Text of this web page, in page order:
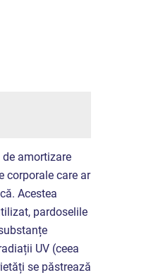
amortizare
corporale care ar
Acestea
pardoselile
UV (ceea
se păstrează